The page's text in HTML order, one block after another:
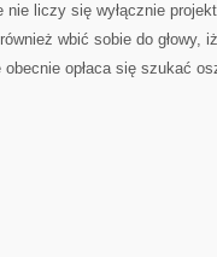
nie liczy się wyłącznie
wbić sobie do głowy,
opłaca się szukać